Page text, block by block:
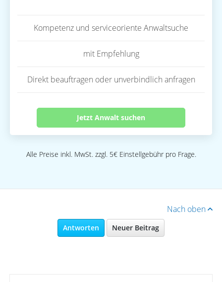
Kompetenz und serviceoriente Anwaltsuche
mit Empfehlung
Direkt beauftragen oder unverbindlich anfragen
Jetzt Anwalt suchen
Alle Preise inkl. MwSt. zzgl. 5€ Einstellgebühr pro Frage.
Nach oben
Antworten Neuer Beitrag